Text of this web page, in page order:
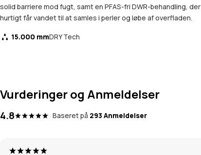
solid barriere mod fugt, samt en PFAS-fri DWR-behandling, der
hurtigt får vandet til at samles i perler og løbe af overfladen.
15.000 mmDRY Tech
Vurderinger og Anmeldelser
4.8 Baseret på 293 Anmeldelser